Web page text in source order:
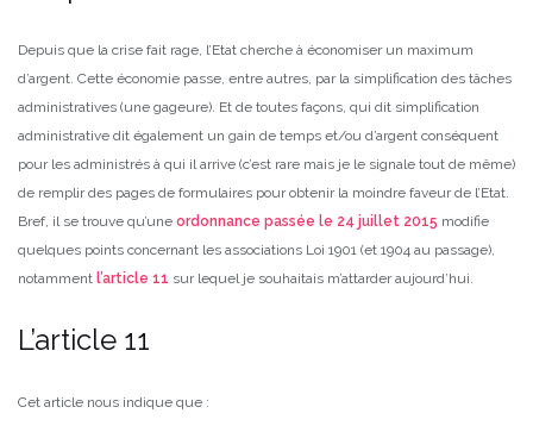
Depuis que la crise fait rage, l’Etat cherche à économiser un maximum
d’argent. Cette économie passe, entre autres, par la simplification des tâches
administratives (une gageure). Et de toutes façons, qui dit simplification
administrative dit également un gain de temps et/ou d’argent conséquent
pour les administrés à qui il arrive (c’est rare mais je le signale tout de même)
de remplir des pages de formulaires pour obtenir la moindre faveur de l’Etat.
Bref, il se trouve qu’une ordonnance passée le 24 juillet 2015 modifie
quelques points concernant les associations Loi 1901 (et 1904 au passage),
notamment l’article 11 sur lequel je souhaitais m’attarder aujourd’hui.
L’article 11
Cet article nous indique que :